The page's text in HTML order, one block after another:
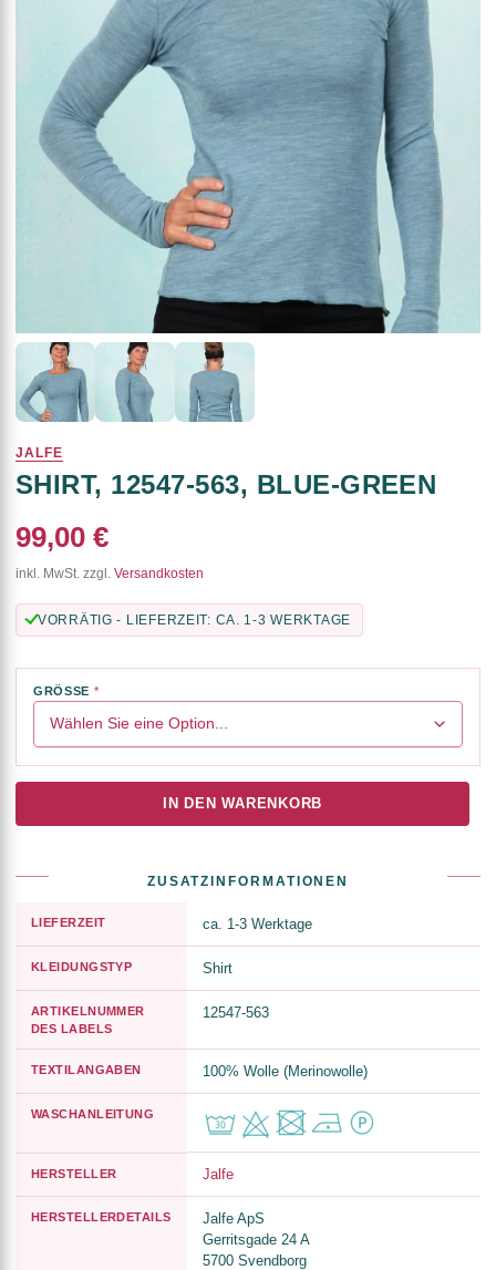
JALFE
SHIRT, 12547-563, BLUE-GREEN
99,00 €
inkl. MwSt. zzgl. Versandkosten
VORRÄTIG - LIEFERZEIT: CA. 1-3 WERKTAGE
GRÖSSE
IN DEN WARENKORB
ZUSATZINFORMATIONEN
LIEFERZEIT ca. 1-3 Werktage
KLEIDUNGSTYP Shirt
ARTIKELNUMMER
DES LABELS
12547-563
TEXTILANGABEN 100% Wolle (Merinowolle)
WASCHANLEITUNG
HERSTELLER Jalfe
HERSTELLERDETAILS
Jalfe ApS
Gerritsgade 24 A
5700 Svendborg